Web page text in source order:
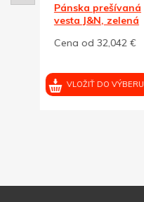
Pánska prešívaná
vesta J&N, zelená
Cena od 32,042 €
VLOŽIŤ DO VÝBERU